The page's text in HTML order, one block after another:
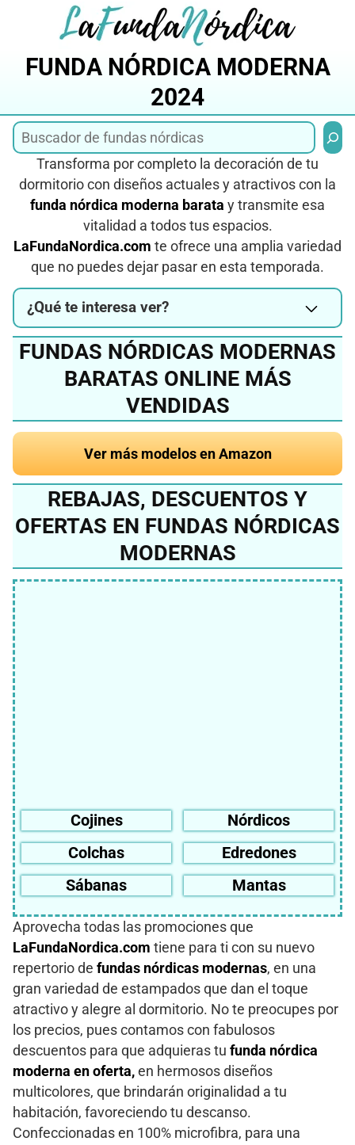
FUNDA NÓRDICA MODERNA
2024
Transforma por completo la decoración de tu
dormitorio con diseños actuales y atractivos con la
funda nórdica moderna barata y transmite esa
vitalidad a todos tus espacios.
LaFundaNordica.com te ofrece una amplia variedad
que no puedes dejar pasar en esta temporada.
¿Qué te interesa ver?
FUNDAS NÓRDICAS MODERNAS
BARATAS ONLINE MÁS
VENDIDAS
Ver más modelos en Amazon
REBAJAS, DESCUENTOS Y
OFERTAS EN FUNDAS NÓRDICAS
MODERNAS
Cojines
Nórdicos
Colchas
Edredones
Sábanas
Mantas
Aprovecha todas las promociones que
LaFundaNordica.com tiene para ti con su nuevo
repertorio de fundas nórdicas modernas, en una
gran variedad de estampados que dan el toque
atractivo y alegre al dormitorio. No te preocupes por
los precios, pues contamos con fabulosos
descuentos para que adquieras tu funda nórdica
moderna en oferta, en hermosos diseños
multicolores, que brindarán originalidad a tu
habitación, favoreciendo tu descanso.
Confeccionadas en 100% microfibra, para una